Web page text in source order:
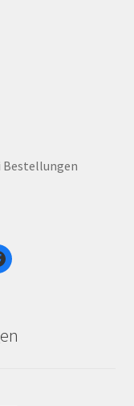
Bestellungen